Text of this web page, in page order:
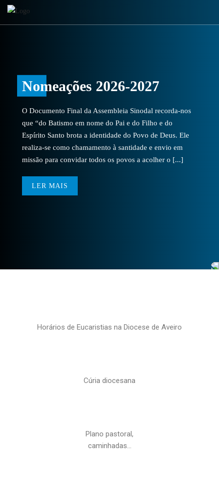
Nomeações 2026-2027
O Documento Final da Assembleia Sinodal recorda-nos
que “do Batismo em nome do Pai e do Filho e do
Espírito Santo brota a identidade do Povo de Deus. Ele
realiza-se como chamamento à santidade e envio em
missão para convidar todos os povos a acolher o [...]
LER MAIS
Horários de Eucaristias na Diocese de Aveiro
Cúria diocesana
Plano pastoral,
caminhadas…